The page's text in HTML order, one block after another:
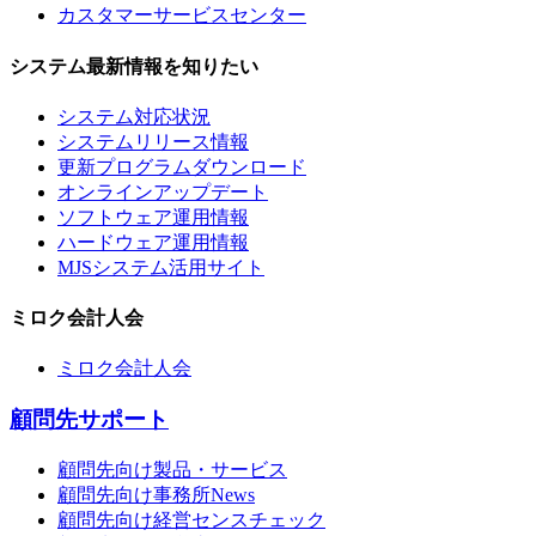
カスタマーサービスセンター
システム最新情報を知りたい
システム対応状況
システムリリース情報
更新プログラムダウンロード
オンラインアップデート
ソフトウェア運用情報
ハードウェア運用情報
MJSシステム活用サイト
ミロク会計人会
ミロク会計人会
顧問先サポート
顧問先向け製品・サービス
顧問先向け事務所News
顧問先向け経営センスチェック